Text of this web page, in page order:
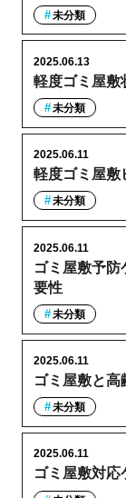
未分類
軽度ゴミ屋敷
2025.06.13
未分類
軽度ゴミ屋敷
2025.06.11
未分類
ゴミ屋敷予
要性
2025.06.11
未分類
ゴミ屋敷と高
2025.06.11
未分類
ゴミ屋敷対
2025.06.11